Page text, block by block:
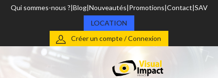
Qui sommes-nous ? Blog Nouveautés Promotions Contact SAV
LOCATION
Créer un compte / Connexion